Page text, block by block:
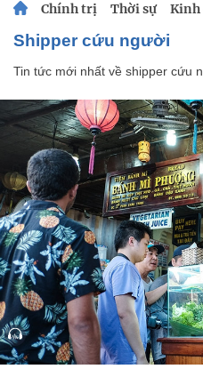
Chính trị Thời sự Kinh
shipper cứu người
Tin tức mới nhất về shipper cứu